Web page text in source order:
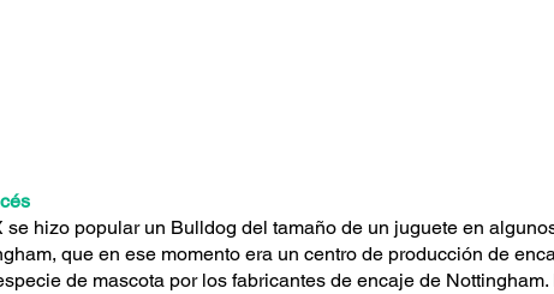
hizo popular un Bulldog del tamaño de un juguete en
que en ese momento era un centro de producción de
de mascota por los fabricantes de encaje de